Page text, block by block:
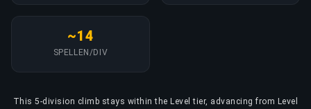
~14
SPELLEN/DIV
This 5-division climb stays within the Level tier, advancing from Level